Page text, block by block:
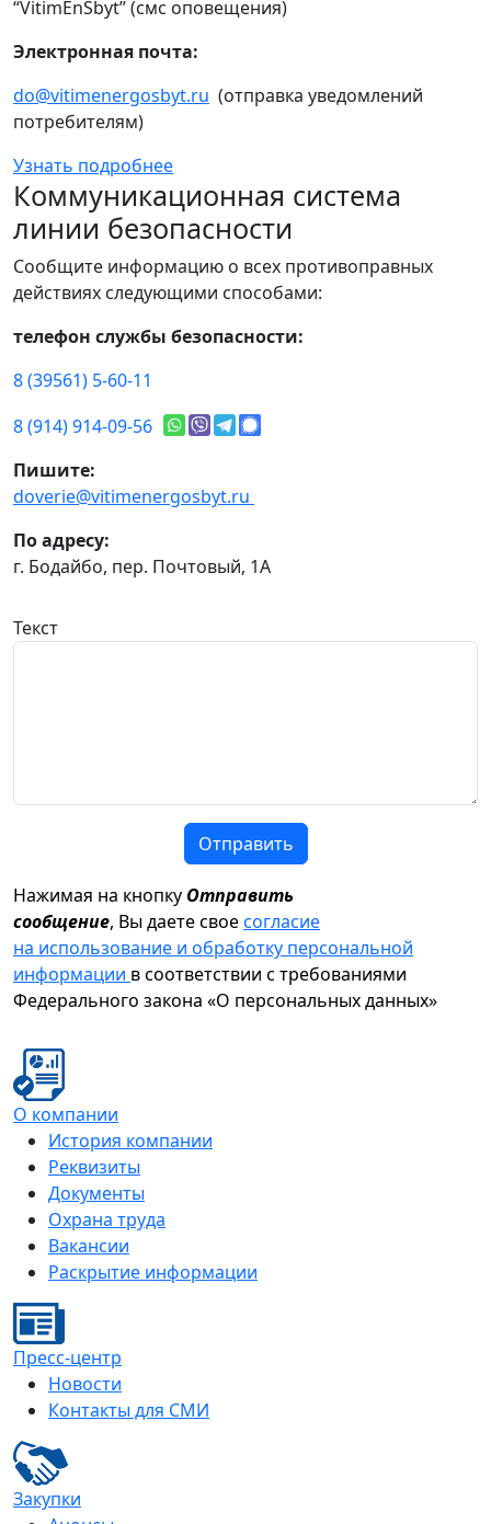
“VitimEnSbyt” (смс оповещения)
Электронная почта:
do@vitimenergosbyt.ru (отправка уведомлений
потребителям)
Узнать подробнее
Коммуникационная система
линии безопасности
Сообщите информацию о всех противоправных
действиях следующими способами:
телефон службы безопасности:
8 (39561) 5-60-11
8 (914) 914-09-56
Пишите:
doverie@vitimenergosbyt.ru
По адресу:
г. Бодайбо, пер. Почтовый, 1А
Текст
Отправить
Нажимая на кнопку Отправить
сообщение, Вы даете своесогласие
на использование и обработку персональной
информации в соответствии с требованиями
Федерального закона «О персональных данных»
О компании
История компании
Реквизиты
Документы
Охрана труда
Вакансии
Раскрытие информации
Пресс-центр
Новости
Контакты для СМИ
Закупки